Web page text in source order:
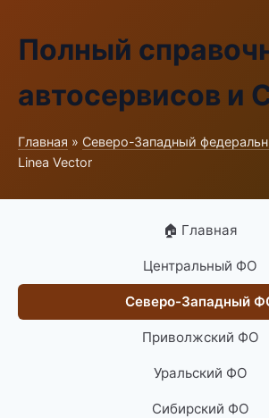
Полный
автосервисов и
Главная » Северо-Западный
Linea Vector
🏠 Главная
Центральный ФО
Северо-Западный
Приволжский ФО
Уральский ФО
Сибирский ФО